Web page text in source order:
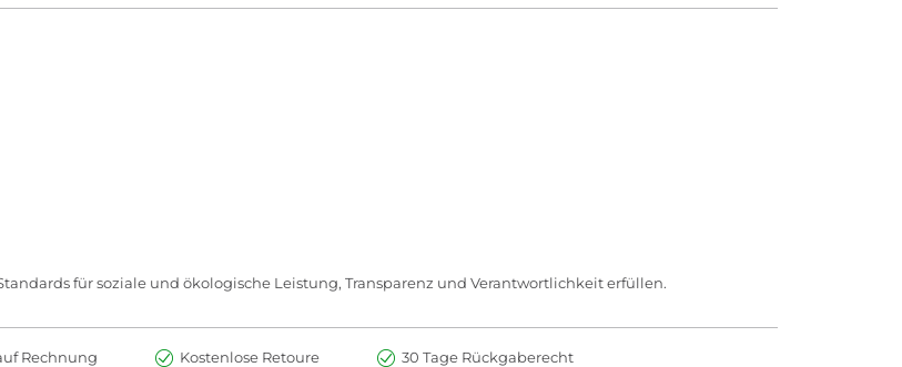
für soziale und ökologische Leistung, Transparenz und Verantwortlichkeit erfüllen.
Rechnung Kostenlose Retoure 30 Tage Rückgaberecht